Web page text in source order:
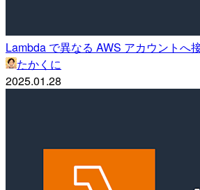
Lambda で異なる AWS アカウントへ
たかくに
2025.01.28